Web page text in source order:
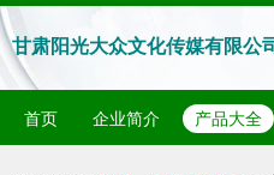
甘肃阳光大众文化传媒有限公
首页 企业简介 产品大全